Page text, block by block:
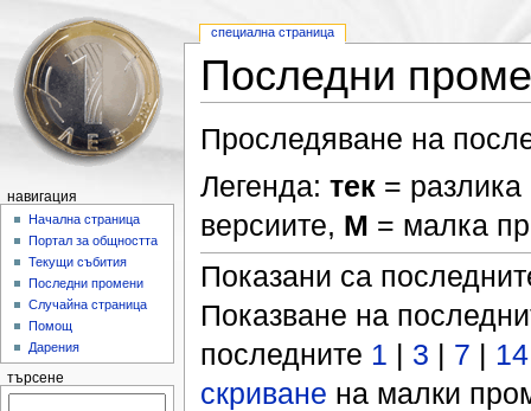
Последни
Проследяване на
Легенда: тек= разлика
версиите, М = малка
Показани са
Показване на
последните 1 | 3 | 7 | 14
скриване на малки
специална страница
навигация
Начална страница
Портал за общността
Текущи събития
Последни промени
Случайна страница
Помощ
Дарения
търсене